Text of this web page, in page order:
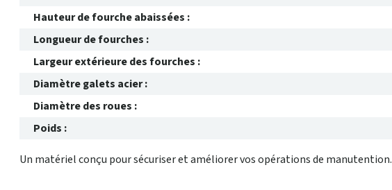
Hauteur de fourche abaissées :
Longueur de fourches :
Largeur extérieure des fourches :
Diamètre galets acier :
Diamètre des roues :
Poids :
Un matériel conçu pour sécuriser et améliorer vos opérations de manutention.